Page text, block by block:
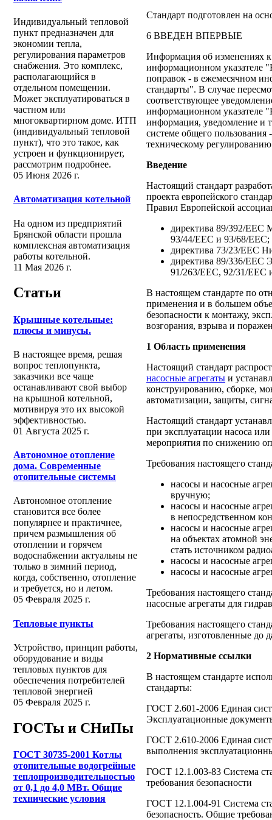
Индивидуальный тепловой
пункт предназначен для
экономии тепла,
регулирования параметров
снабжения. Это комплекс,
располагающийся в
отдельном помещении.
Может эксплуатироваться в
частном или
многоквартирном доме. ИТП
(индивидуальный тепловой
пункт), что это такое, как
устроен и функционирует,
рассмотрим подробнее.
05 Июня 2026 г.
Автоматизация котельной
На одном из предприятий
Брянской области прошла
комплексная автоматизация
работы котельной.
11 Мая 2026 г.
Статьи
Крышные котельные:
плюсы и минусы.
В настоящее время, решая
вопрос теплопункта,
заказчики все чаще
останавливают свой выбор
на крышной котельной,
мотивируя это их высокой
эффективностью.
01 Августа 2025 г.
Автономное отопление
дома. Современные
отопительные системы
Автономное отопление
становится все более
популярнее и практичнее,
причем размышления об
отоплении и горячем
водоснабжении актуальны не
только в зимний период,
когда, собственно, отопление
и требуется, но и летом.
05 Февраля 2025 г.
Тепловые пункты
Устройство, принцип работы,
оборудование и виды
тепловых пунктов для
обеспечения потребителей
тепловой энергией
05 Февраля 2025 г.
ГОСТы и СНиПы
ГОСТ 30735-2001 Котлы
отопительные водогрейные
теплопроизводительностью
от 0,1 до 4,0 МВт. Общие
технические условия
Стандарт подготовлен на
6 ВВЕДЕН ВПЕРВЫЕ
Информация об изменениях к
информационном указателе
поправок - в ежемесячном
стандарты". В случае
соответствующее
информационном указателе
информация, уведомление и
системе общего пользования
техническому
Введение
Настоящий стандарт
проекта европейского
Правил Европейской
директива 89/392/ЕЕС
93/44/ЕЕС и 93/68/ЕЕС;
директива 73/23/ЕЕС
директива 89/336/ЕЕС
91/263/ЕЕС, 92/31/ЕЕС
В настоящем стандарте по
применения и в большем
безопасности к монтажу,
возгорания, взрыва и
1 Область применения
Настоящий стандарт
насосные агрегаты и
конструированию, сборке,
автоматизации, защиты,
Настоящий стандарт
при эксплуатации насоса
мероприятия по снижению
Требования настоящего
насосы и насосные
вручную;
насосы и насосные
в непосредственном
насосы и насосные
на объектах атомной
стать источником
насосы и насосные
насосы и насосные
Требования настоящего
насосные агрегаты для
Требования настоящего
агрегаты, изготовленные до
2 Нормативные ссылки
В настоящем стандарте
стандарты:
ГОСТ 2.601-2006 Единая
Эксплуатационные
ГОСТ 2.610-2006 Единая
выполнения
ГОСТ 12.1.003-83 Система
требования безопасности
ГОСТ 12.1.004-91 Система
безопасность. Общие